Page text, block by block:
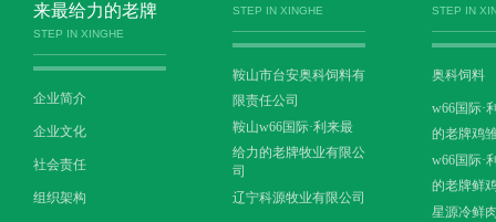
来最给力的老牌
STEP IN XINGHE
企业简介
企业文化
社会责任
组织架构
STEP IN XINGHE
鞍山市台安奥科饲料有
限责任公司
鞍山w66国际·利来最
给力的老牌牧业有限公
司
辽宁科源牧业有限公司
STEP IN
奥科饲料
w66国际·
的老牌鸡
w66国际·
的老牌鲜
星源冷鲜